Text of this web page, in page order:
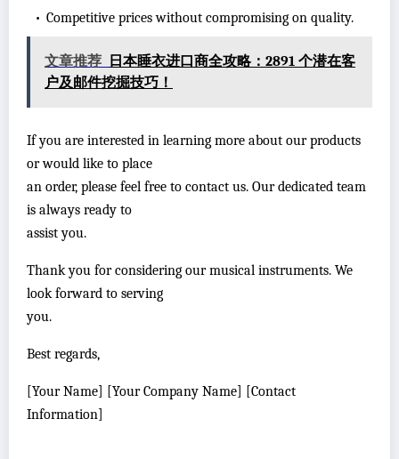
• Competitive prices without compromising on quality.
文章推荐
日本睡衣进口商全攻略：2891 个潜在客
户及邮件挖掘技巧！
If you are interested in learning more about our products
or would like to place
an order, please feel free to contact us. Our dedicated team
is always ready to
assist you.
Thank you for considering our musical instruments. We
look forward to serving
you.
Best regards,
[Your Name] [Your Company Name] [Contact
Information]